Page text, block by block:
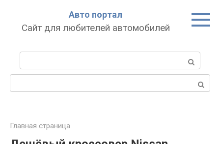
Авто портал
Сайт для любителей автомобилей
Главная страница